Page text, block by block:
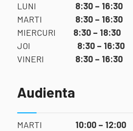
LUNI 8:30 – 16:30
MARTI 8:30 – 16:30
MIERCURI 8:30 – 18:30
JOI 8:30 – 16:30
VINERI 8:30 – 16:30
Audienta
MARTI 10:00 – 12:00